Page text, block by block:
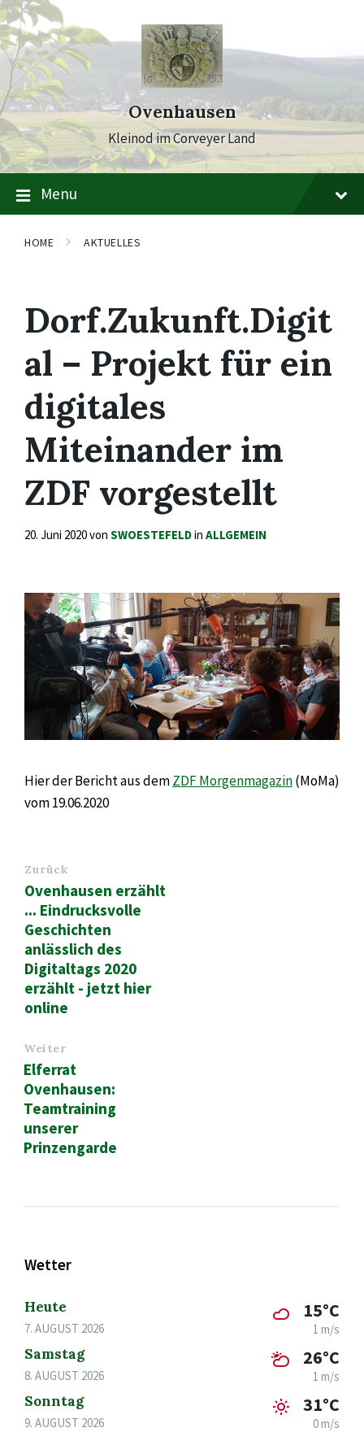
Skip
to
content
Skip
to
main
navigation
Skip
to
footer
Ovenhausen
Kleinod im Corveyer Land
Menu
HOME AKTUELLES
Dorf.Zukunft.Digit
al – Projekt für ein
digitales
Miteinander im
ZDF vorgestellt
20. Juni 2020von SWOESTEFELDin ALLGEMEIN
Hier der Bericht aus demZDF Morgenmagazin(MoMa)
vom 19.06.2020
Zurück
Ovenhausen erzählt
... Eindrucksvolle
Geschichten
anlässlich des
Digitaltags 2020
erzählt - jetzt hier
online
Weiter
Elferrat
Ovenhausen:
Teamtraining
unserer
Prinzengarde
Wetter
Heute
7. AUGUST 2026
15°C
1 m/s
Samstag
8. AUGUST 2026
26°C
1 m/s
Sonntag
9. AUGUST 2026
31°C
0 m/s